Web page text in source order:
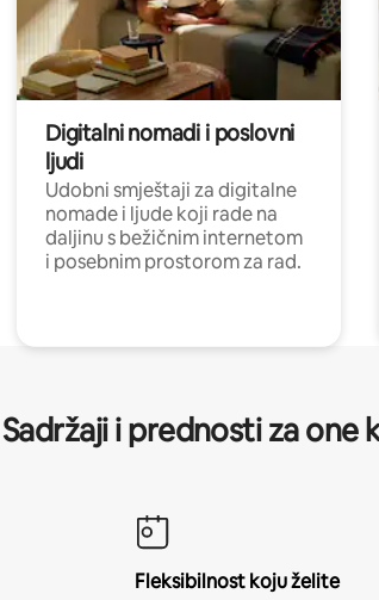
Digitalni nomadi i poslovni
ljudi
Udobni smještaji za digitalne
nomade i ljude koji rade na
daljinu s bežičnim internetom
i posebnim prostorom za rad.
Sadržaji i prednosti za one
Fleksibilnost koju želite